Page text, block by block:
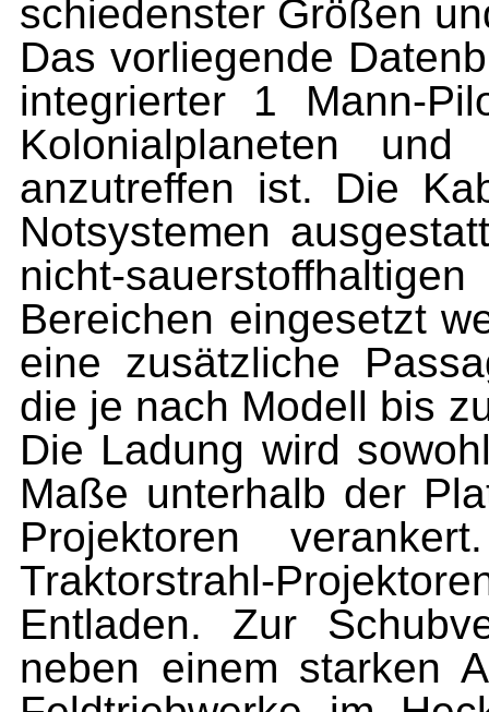
schiedenster Größen
Das vorliegende
integrierter 1 Mann-
Kolonialplaneten
anzutreffen ist. Die
Notsystemen
nicht-
Bereichen eingesetzt
eine zusätzliche
die je nach Modell bis
Die Ladung wird
Maße unterhalb der
Projektoren
Traktorstrahl-
Entladen. Zur
neben einem starken